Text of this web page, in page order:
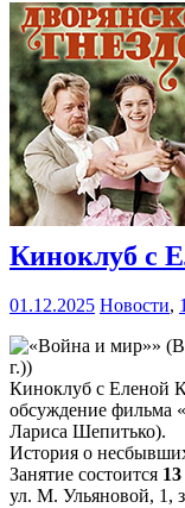
Киноклуб с
01.12.2025 Новости,
Киноклуб с Еленой
обсуждение фильма
Лариса Шепитько).
История о
Занятие состоится
ул. М. Ульяновой, 1,